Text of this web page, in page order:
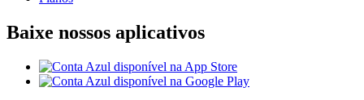
Baixe nossos aplicativos